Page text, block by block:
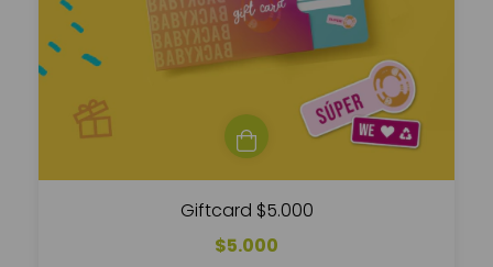
Giftcard $5.000
$5.000